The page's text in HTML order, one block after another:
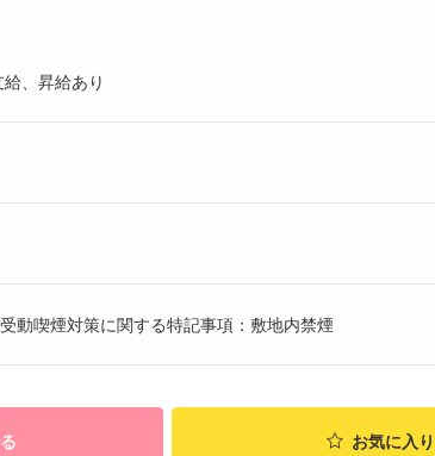
、昇給あり
動喫煙対策に関する特記事項：敷地内禁煙
お気に入